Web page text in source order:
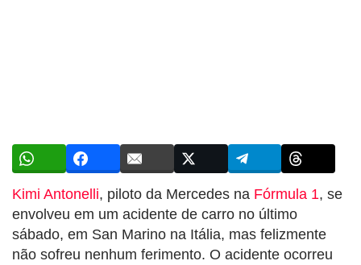
Kimi Antonelli, piloto da Mercedes na Fórmula 1, se
envolveu em um acidente de carro no último
sábado, em San Marino na Itália, mas felizmente
não sofreu nenhum ferimento. O acidente ocorreu